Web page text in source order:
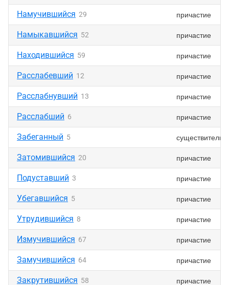
Намучившийся 29 причастие
Намыкавшийся 52 причастие
Находившийся 59 причастие
Расслабевший 12 причастие
Расслабнувший 13 причастие
Расслабший 6 причастие
Забеганный 5
Затомившийся 20 причастие
Подуставший 3 причастие
Убегавшийся 5 причастие
Утрудившийся 8 причастие
Измучившийся 67 причастие
Замучившийся 64 причастие
Закрутившийся 58 причастие